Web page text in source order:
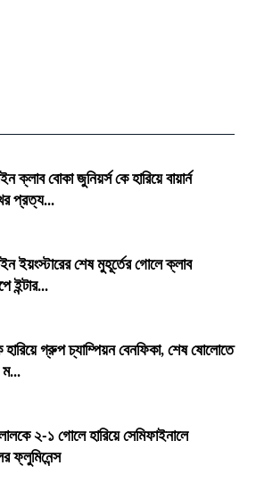
ক্লাব বোকা জুনিয়র্স কে হারিয়ে বায়ার্ন
প্রত্য...
ইয়ংস্টারের শেষ মুহূর্তের গোলে ক্লাব
ইন্টার...
হারিয়ে গ্রুপ চ্যাম্পিয়ন বেনফিকা, শেষ ষোলোতে
ম...
২-১ গোলে হারিয়ে সেমিফাইনালে
ফ্লুমিনেন্স